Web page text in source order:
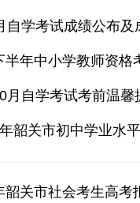
自学考试成绩公布及
半年中小学教师资格
月自学考试考前温馨
韶关市初中学业水
韶关市社会考生高考